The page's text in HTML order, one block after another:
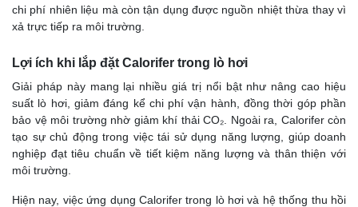
chi phí nhiên liệu mà còn tận dụng được nguồn nhiệt thừa thay vì
xả trực tiếp ra môi trường.
Lợi ích khi lắp đặt Calorifer trong lò hơi
Giải pháp này mang lại nhiều giá trị nổi bật như nâng cao hiệu
suất lò hơi, giảm đáng kể chi phí vận hành, đồng thời góp phần
bảo vệ môi trường nhờ giảm khí thải CO₂. Ngoài ra, Calorifer còn
tạo sự chủ động trong việc tái sử dụng năng lượng, giúp doanh
nghiệp đạt tiêu chuẩn về tiết kiệm năng lượng và thân thiện với
môi trường.
Hiện nay, việc ứng dụng Calorifer trong lò hơi và hệ thống thu hồi